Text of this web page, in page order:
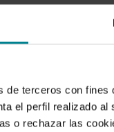
de terceros con
el perfil realizado
o rechazar las